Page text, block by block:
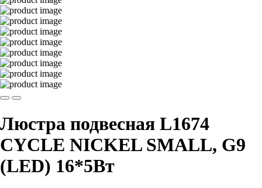
Люстра подвесная L1674
CYCLE NICKEL SMALL, G9
(LED) 16*5Вт